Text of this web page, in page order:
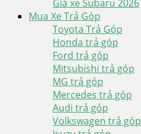
Giá xe Subaru 2026
Mua Xe Trả Góp
Toyota Trả Góp
Honda trả góp
Ford trả góp
Mitsubishi trả góp
MG trả góp
Mercedes trả góp
Audi trả góp
Volkswagen trả góp